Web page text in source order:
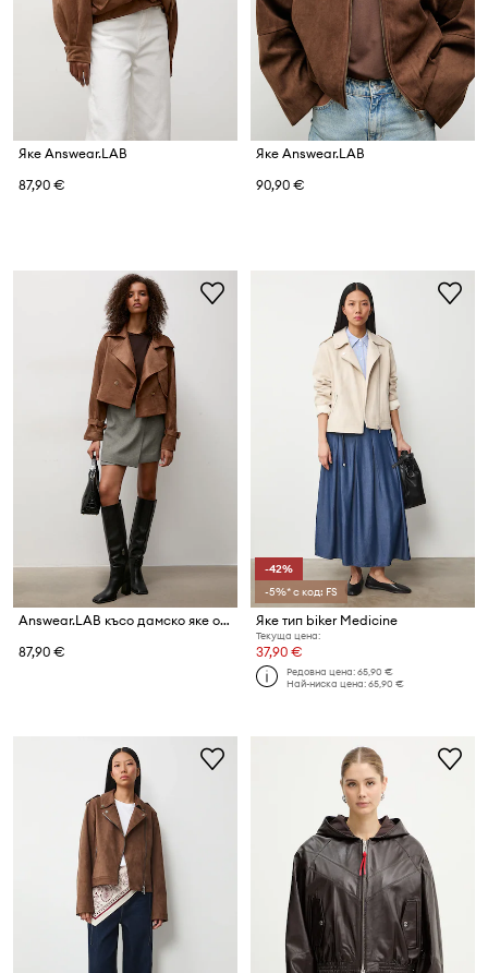
Яке Answear.LAB
87,90 €
Яке Answear.LAB
90,90 €
Answear.LAB късо дамско яке от имитация на велур
87,90 €
-42%
-5%* с код: FS
Яке тип biker Medicine
Текуща цена:
37,90 €
Редовна цена:65,90 €
Най-ниска цена:65,90 €